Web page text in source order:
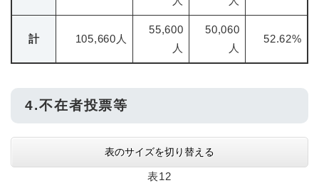
計 105,660人
55,600
人
50,060
人
52.62%
4.不在者投票等
表のサイズを切り替える
表12